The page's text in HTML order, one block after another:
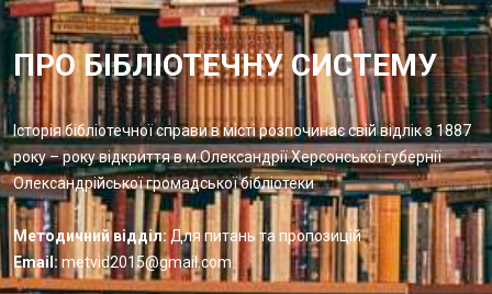
ПРО БІБЛІОТЕЧНУ СИСТЕМУ
Історія бібліотечної справи в місті розпочинає свій відлік з 1887
року – року відкриття в м.Олександрії Херсонської губернії
Олександрійської громадської бібліотеки
Методичний відділ: Для питань та пропозицій
Email: metvid2015@gmail.com